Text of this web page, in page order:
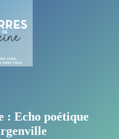
: Echo poétique